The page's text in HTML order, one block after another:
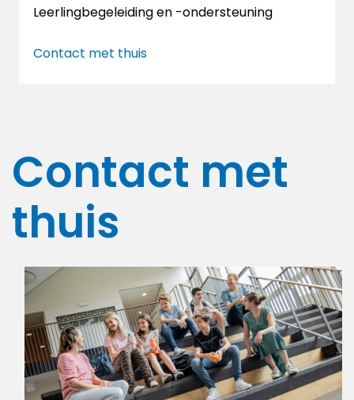
Leerlingbegeleiding en -ondersteuning
Contact met thuis
Contact met
thuis